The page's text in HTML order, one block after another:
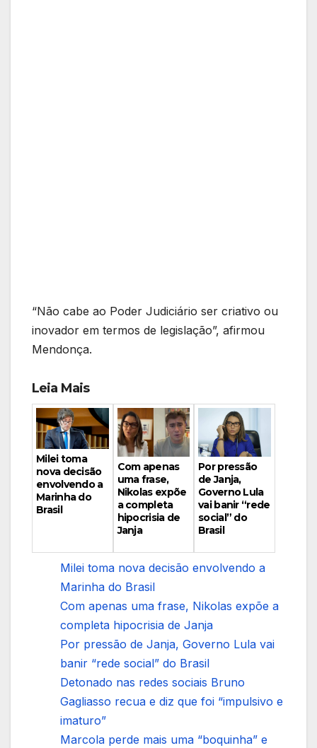
“Não cabe ao Poder Judiciário ser criativo ou
inovador em termos de legislação”, afirmou
Mendonça.
Leia Mais
Milei toma
nova decisão
envolvendo a
Marinha do
Brasil
Com apenas
uma frase,
Nikolas expõe
a completa
hipocrisia de
Janja
Por pressão
de Janja,
Governo Lula
vai banir “rede
social” do
Brasil
Milei toma nova decisão envolvendo a
Marinha do Brasil
Com apenas uma frase, Nikolas expõe a
completa hipocrisia de Janja
Por pressão de Janja, Governo Lula vai
banir “rede social” do Brasil
Detonado nas redes sociais Bruno
Gagliasso recua e diz que foi “impulsivo e
imaturo”
Marcola perde mais uma “boquinha” e